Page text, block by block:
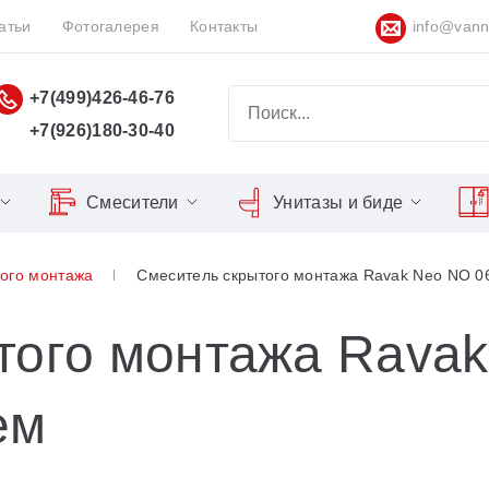
Фотогалерея Контакты
+7(499)426-46-76
+7(926)180-30-40
Душевые двери
Сиденья OVO для душевых
Domino
Formy
Смесители
Серия Flat
Серия LIFE
Унитазы и биде
Сиденья для унитазов
Cool
Nexty
монтажа Смеситель скрытого монтажа Ravak Neo NO
монтажа